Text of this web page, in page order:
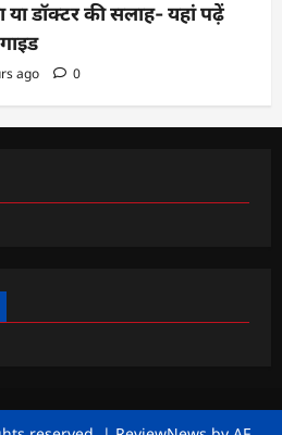
डॉक्टर की सलाह- यहां पढ़ें
ago 0